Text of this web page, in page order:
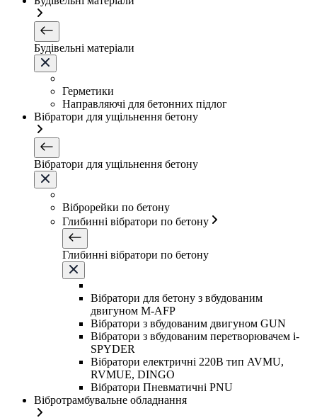
Будівельні матеріали
Герметики
Направляючі для бетонних підлог
Вібратори для ущільнення бетону
Вібратори для ущільнення бетону
Віброрейки по бетону
Глибинні вібратори по бетону
Глибинні вібратори по бетону
Вібратори для бетону з вбудованим
двигуном M-AFP
Вібратори з вбудованим двигуном GUN
Вібратори з вбудованим перетворювачем i-
SPYDER
Вібратори електричні 220B тип AVMU,
RVMUE, DINGO
Вібратори Пневматичні PNU
Вібротрамбувальне обладнання